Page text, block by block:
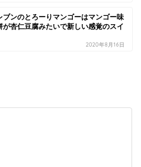
ブンのとろーりマンゴーはマンゴー味
が杏仁豆腐みたいで新しい感覚のスイ
2020年8月16日